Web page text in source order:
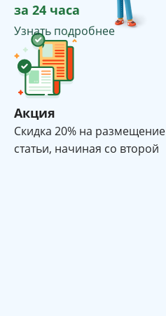
за 24 часа
Узнать подробнее
Акция
Cкидка 20% на размещение
статьи, начиная со второй